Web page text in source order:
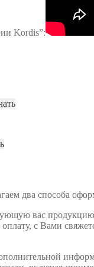
Kordis”:
два способа
вас продукцию,
с Вами